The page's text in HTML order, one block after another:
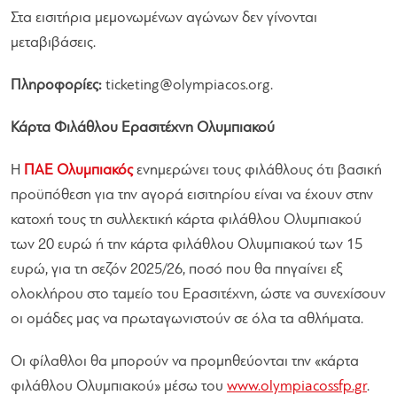
Στα εισιτήρια μεμονωμένων αγώνων δεν γίνονται
μεταβιβάσεις.
Πληροφορίες: ticketing@olympiacos.org.
Κάρτα Φιλάθλου Ερασιτέχνη Ολυμπιακού
Η ΠΑΕ Ολυμπιακόςενημερώνει τους φιλάθλους ότι βασική
προϋπόθεση για την αγορά εισιτηρίου είναι να έχουν στην
κατοχή τους τη συλλεκτική κάρτα φιλάθλου Ολυμπιακού
των 20 ευρώ ή την κάρτα φιλάθλου Ολυμπιακού των 15
ευρώ, για τη σεζόν 2025/26, ποσό που θα πηγαίνει εξ
ολοκλήρου στο ταμείο του Ερασιτέχνη, ώστε να συνεχίσουν
οι ομάδες μας να πρωταγωνιστούν σε όλα τα αθλήματα.
Οι φίλαθλοι θα μπορούν να προμηθεύονται την «κάρτα
φιλάθλου Ολυμπιακού» μέσω του www.olympiacossfp.gr.